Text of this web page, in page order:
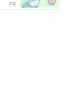
PR